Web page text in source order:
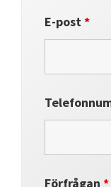
E-post*
Förfrågan*